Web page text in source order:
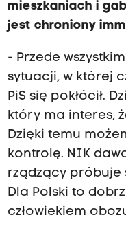
mieszkaniach i
jest chroniony
- Przede
sytuacji, w której
PiS się pokłócił.
który ma interes,
Dzięki temu
kontrolę. NIK
rządzący próbuje
Dla Polski to
człowiekiem